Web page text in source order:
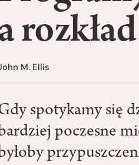
M. Ellis
spotykamy się
poczesne